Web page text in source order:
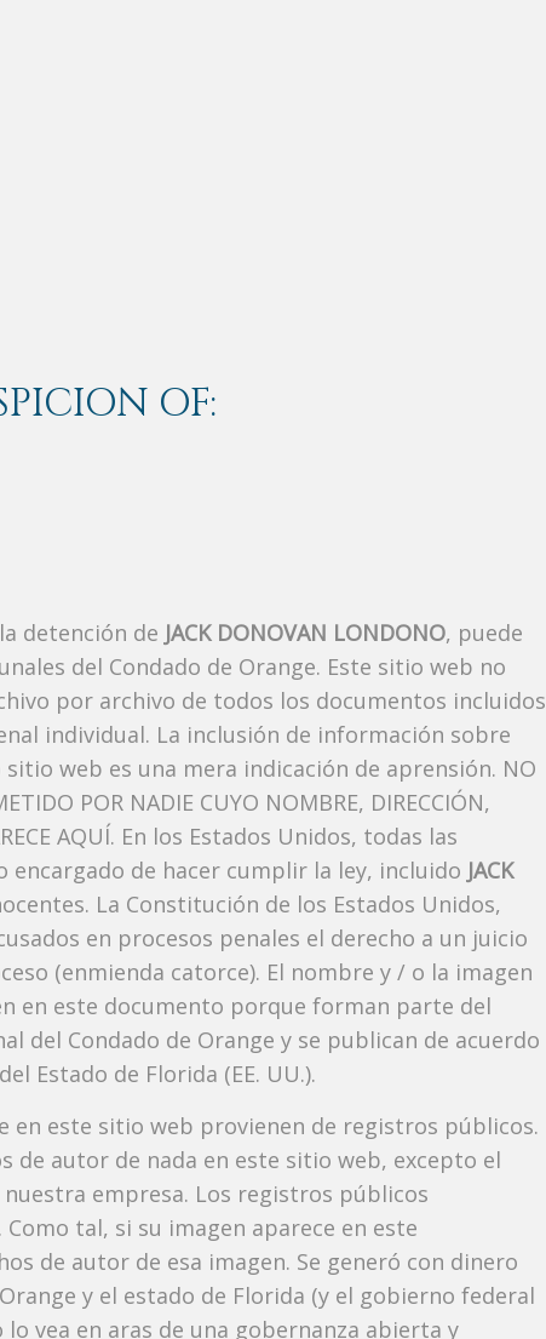
OF:
detención de JACK DONOVAN LONDONO, puede
del Condado de Orange. Este sitio web no
por archivo de todos los documentos incluidos
individual. La inclusión de información sobre
web es una mera indicación de aprensión. NO
POR NADIE CUYO NOMBRE, DIRECCIÓN,
AQUÍ. En los Estados Unidos, todas las
de hacer cumplir la ley, incluido JACK
La Constitución de los Estados Unidos,
​​en procesos penales el derecho a un juicio
(enmienda catorce). El nombre y / o la imagen
en este documento porque forman parte del
del Condado de Orange y se publican de acuerdo
Estado de Florida (EE. UU.).
en este sitio web provienen de registros públicos.
de autor de nada en este sitio web, excepto el
empresa. Los registros públicos
tal, si su imagen aparece en este
de autor de esa imagen. Se generó con dinero
y el estado de Florida (y el gobierno federal
lo vea en aras de una gobernanza abierta y